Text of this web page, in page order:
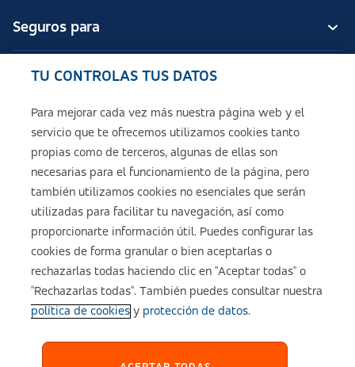
Seguros para
Seguros de ASISA
Sobre ASISA
Política de cookies
Configuración de cookies
Política de Privacidad
TU CONTROLAS TUS DATOS
Para mejorar cada vez más nuestra página web y el
servicio que te ofrecemos utilizamos cookies tanto
propias como de terceros, algunas de ellas son
necesarias para el funcionamiento de la página, pero
también utilizamos cookies no esenciales que serán
utilizadas para facilitar tu navegación, así como
proporcionarte información útil. Puedes configurar las
cookies de forma granular o bien aceptarlas o
rechazarlas todas haciendo clic en "Aceptar todas" o
"Rechazarlas todas". También puedes consultar nuestra
política de cookiesy protección de datos.